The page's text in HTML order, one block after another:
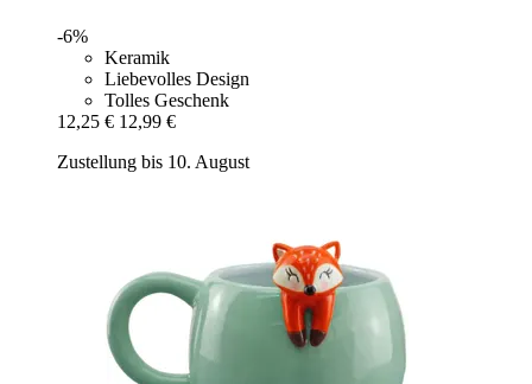
-6%
Keramik
Liebevolles Design
Tolles Geschenk
12,25 € 12,99 €
Zustellung bis 10. August